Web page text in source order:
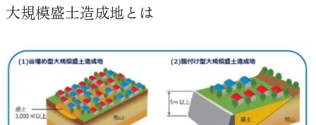
大規模盛土造成地とは